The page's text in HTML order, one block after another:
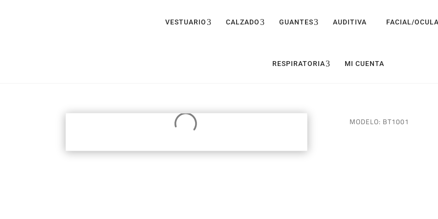
VESTUARIO CALZADO GUANTES AUDITIVA FACIAL/
RESPIRATORIA MI CUENTA
MODELO: BT1001